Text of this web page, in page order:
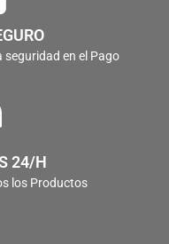
seguridad en el Pago
24/H
los Productos